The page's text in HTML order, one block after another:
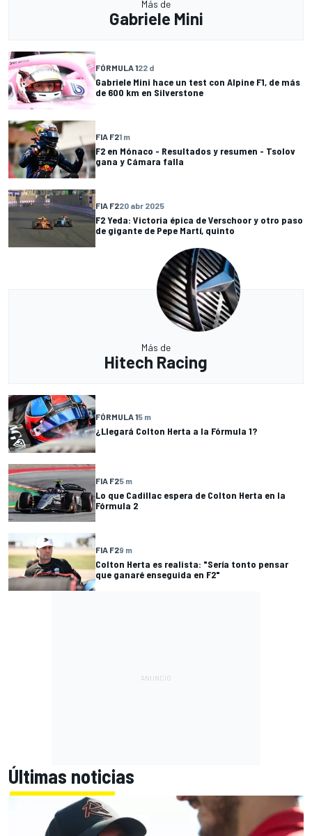
Más de
Gabriele Mini
FÓRMULA 122 d
Gabriele Mini hace un test con Alpine F1, de más
de 600 km en Silverstone
FIA F21 m
F2 en Mónaco - Resultados y resumen - Tsolov
gana y Cámara falla
FIA F220 abr 2025
F2 Yeda: Victoria épica de Verschoor y otro paso
de gigante de Pepe Martí, quinto
Más de
Hitech Racing
FÓRMULA 15 m
¿Llegará Colton Herta a la Fórmula 1?
FIA F25 m
Lo que Cadillac espera de Colton Herta en la
Fórmula 2
FIA F29 m
Colton Herta es realista: "Sería tonto pensar
que ganaré enseguida en F2"
Últimas noticias